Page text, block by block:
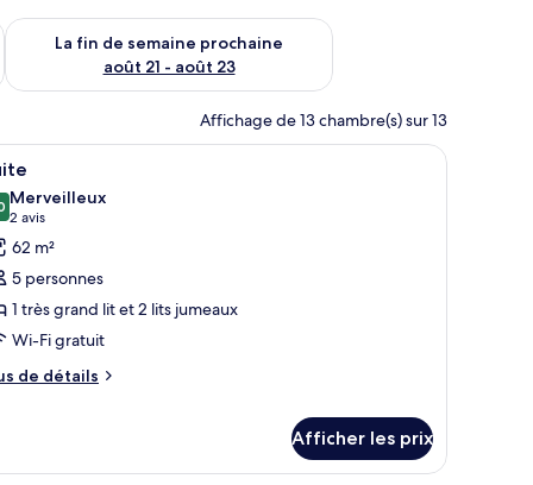
août 14 - août 16
La fin de semaine prochaine
août 21 - août 23
Vérifier la disponibilité pour la fin de semaine prochaine août
Affichage de 13 chambre(s) sur 13
des rideaux légers.
grand lit, un bureau et une télévision.
:
Un salon moderne avec un ensemble de
8
sur 10
Merveilleux
2 avis
(2 avis)
62 m²
5 personnes
1 très grand lit et 2 lits jumeaux
Wi-Fi gratuit
de détails
Afficher les prix